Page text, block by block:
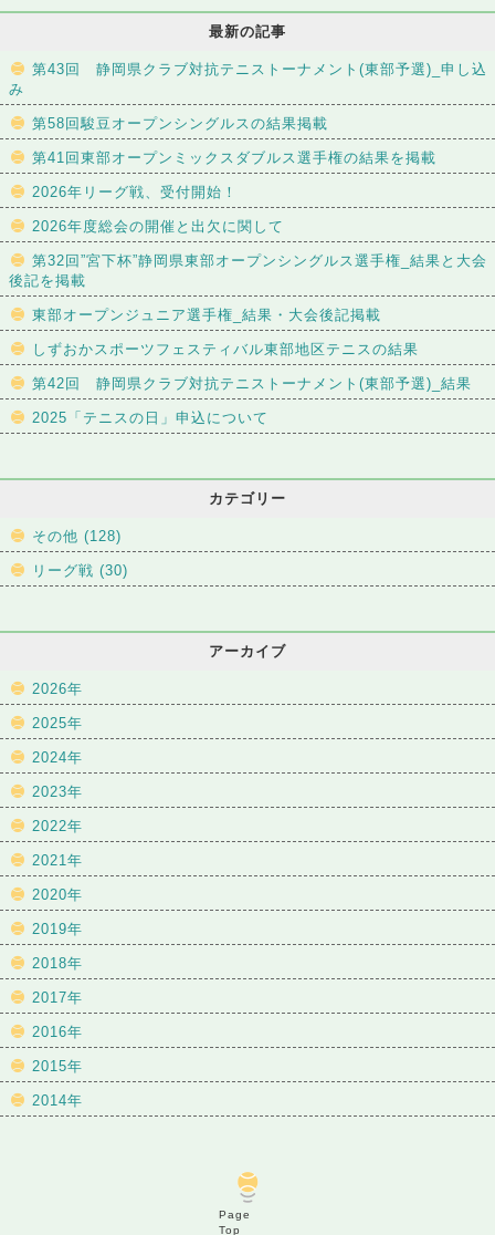
最新の記事
第43回 静岡県クラブ対抗テニストーナメント(東部予選)_申し込
み
第58回駿豆オープンシングルスの結果掲載
第41回東部オープンミックスダブルス選手権の結果を掲載
2026年リーグ戦、受付開始！
2026年度総会の開催と出欠に関して
第32回”宮下杯”静岡県東部オープンシングルス選手権_結果と大会
後記を掲載
東部オープンジュニア選手権_結果・大会後記掲載
しずおかスポーツフェスティバル東部地区テニスの結果
第42回 静岡県クラブ対抗テニストーナメント(東部予選)_結果
2025「テニスの日」申込について
カテゴリー
その他 (128)
リーグ戦 (30)
アーカイブ
2026年
2025年
2024年
2023年
2022年
2021年
2020年
2019年
2018年
2017年
2016年
2015年
2014年
Page
Top